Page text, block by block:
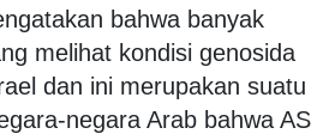
bahwa banyak
melihat kondisi genosida
dan ini merupakan suatu
negara Arab bahwa AS